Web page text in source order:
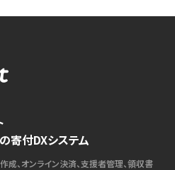
寄付DXシステム
成、オンライン決済、支援者管理、領収書